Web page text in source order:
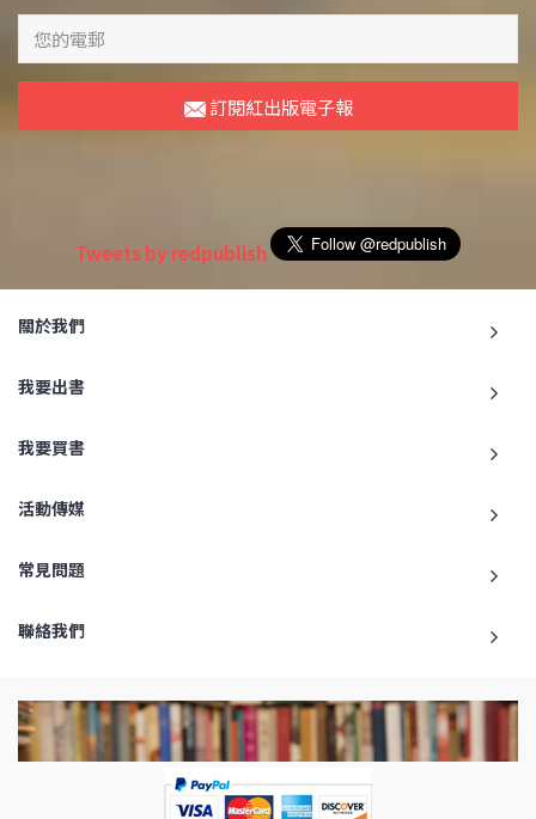
訂閱紅出版電子報
Tweets by redpublish
關於我們
我要出書
我要買書
活動傳媒
常見問題
聯絡我們